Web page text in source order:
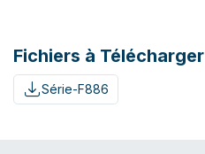
Fichiers à Télécharger
Série-F886